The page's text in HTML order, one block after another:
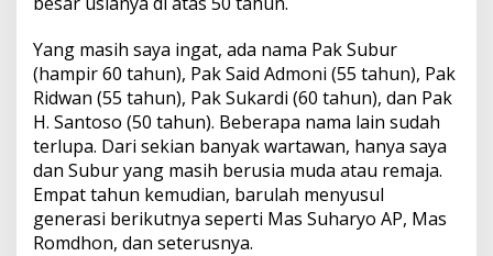
r
i
t
a
s
1
9
8
0
-
a
Yang masih saya ingat, ada nama Pak Subur
(hampir 60 tahun), Pak Said Admoni (55 tahun), Pak
Ridwan (55 tahun), Pak Sukardi (60 tahun), dan Pak
H. Santoso (50 tahun). Beberapa nama lain sudah
terlupa. Dari sekian banyak wartawan, hanya saya
dan Subur yang masih berusia muda atau remaja.
Empat tahun kemudian, barulah menyusul
generasi berikutnya seperti Mas Suharyo AP, Mas
Romdhon, dan seterusnya.